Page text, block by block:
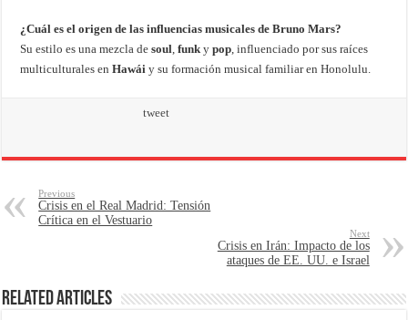
¿Cuál es el origen de las influencias musicales de Bruno Mars?
Su estilo es una mezcla desoul,funk ypop, influenciado por sus raíces
multiculturales enHawái y su formación musical familiar en Honolulu.
tweet
Previous
Crisis en el Real Madrid: Tensión
Crítica en el Vestuario
Next
Crisis en Irán: Impacto de los
ataques de EE. UU. e Israel
Related Articles